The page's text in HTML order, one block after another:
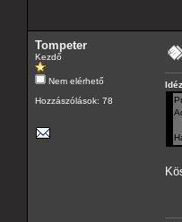
Tompeter
Kezdő
Nem elérhető
Hozzászólások: 78